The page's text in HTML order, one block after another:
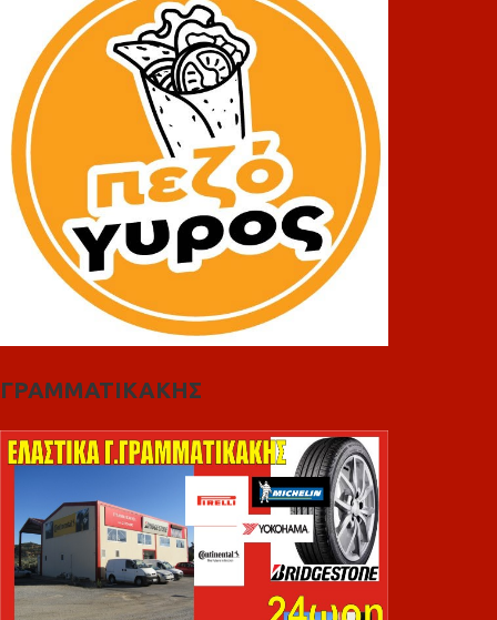
ΓΡΑΜΜΑΤΙΚΑΚΗΣ